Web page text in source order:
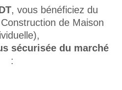
, vous bénéficiez du
de Maison
sécurisée du marché
: